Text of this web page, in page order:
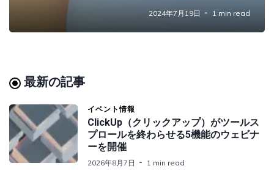
2024年7月19日 1 min read
最新の記事
イベント情報
ClickUp（クリックアップ）がツールス
プロールを終わらせる5機能のウェビナ
ーを開催
2026年8月7日 1 min read